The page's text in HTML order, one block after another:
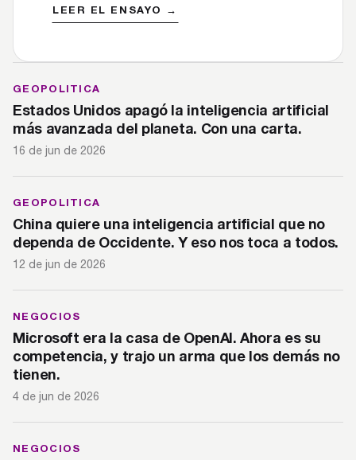
LEER EL ENSAYO →
GEOPOLITICA
Estados Unidos apagó la inteligencia artificial
más avanzada del planeta. Con una carta.
16 de jun de 2026
GEOPOLITICA
China quiere una inteligencia artificial que no
dependa de Occidente. Y eso nos toca a todos.
12 de jun de 2026
NEGOCIOS
Microsoft era la casa de OpenAI. Ahora es su
competencia, y trajo un arma que los demás no
tienen.
4 de jun de 2026
NEGOCIOS